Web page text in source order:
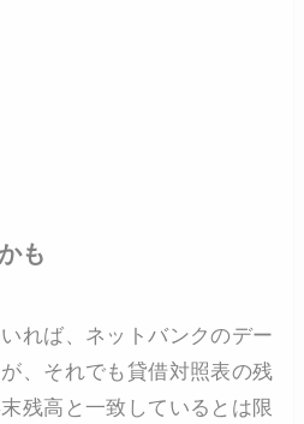
も
れば、ネットバンクのデー
、それでも貸借対照表の残
残高と一致しているとは限